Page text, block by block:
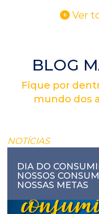
Ver
BLOG
Fique por
mundo dos
NOTÍCIAS
DIA DO
NOSSOS
NOSSAS METAS